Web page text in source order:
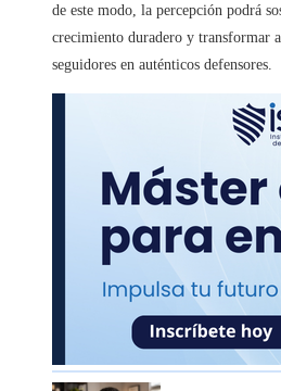
de este modo, la percepción podrá
crecimiento duradero y transformar
seguidores en auténticos defensores.